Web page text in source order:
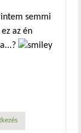
semmi
az én